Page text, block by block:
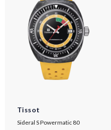
Tissot
Sideral S Powermatic 80